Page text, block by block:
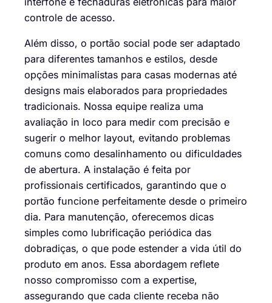
controle de acesso.
Além disso, o portão social pode ser adaptado
para diferentes tamanhos e estilos, desde
opções minimalistas para casas modernas até
designs mais elaborados para propriedades
tradicionais. Nossa equipe realiza uma
avaliação in loco para medir com precisão e
sugerir o melhor layout, evitando problemas
comuns como desalinhamento ou dificuldades
de abertura. A instalação é feita por
profissionais certificados, garantindo que o
portão funcione perfeitamente desde o primeiro
dia. Para manutenção, oferecemos dicas
simples como lubrificação periódica das
dobradiças, o que pode estender a vida útil do
produto em anos. Essa abordagem reflete
nosso compromisso com a expertise,
assegurando que cada cliente receba não